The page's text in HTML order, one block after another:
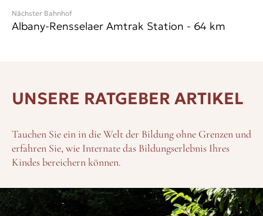
Nächster Bahnhof
Albany-Rensselaer Amtrak Station - 64 km
UNSERE RATGEBER ARTIKEL
Tauchen Sie ein in die Welt der Bildung ohne Grenzen und
erfahren Sie, wie Internate das Bildungserlebnis Ihres
Kindes bereichern können.